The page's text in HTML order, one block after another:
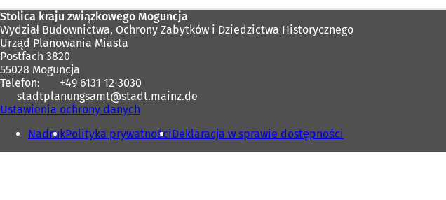
Obszar
stóp
Stolica kraju związkowego Moguncja
Wydział Budownictwa, Ochrony Zabytków i Dziedzictwa Historycznego
Urząd Planowania Miasta
Postfach 3820
55028 Moguncja
Telefon:
+49 6131 12-3030
stadtplanungsamt
stadt.mainz de
Ustawienia ochrony danych
NadrukPolityka prywatnościDeklaracja w sprawie dostępności